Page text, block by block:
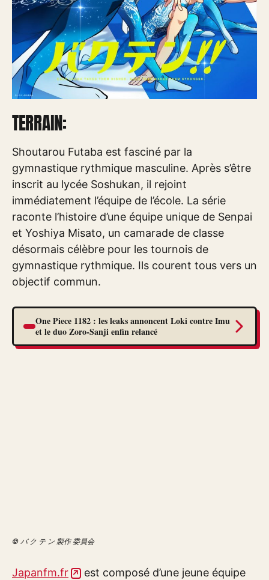
TERRAIN:
Shoutarou Futaba est fasciné par la
gymnastique rythmique masculine. Après s’être
inscrit au lycée Soshukan, il rejoint
immédiatement l’équipe de l’école. La série
raconte l’histoire d’une équipe unique de Senpai
et Yoshiya Misato, un camarade de classe
désormais célèbre pour les tournois de
gymnastique rythmique. Ils courent tous vers un
objectif commun.
One Piece 1182 : les leaks annoncent Loki contre Imu
et le duo Zoro-Sanji enfin relancé
© バ ク テ ン 製作 委員会
Japanfm.fr
est composé d’une jeune équipe